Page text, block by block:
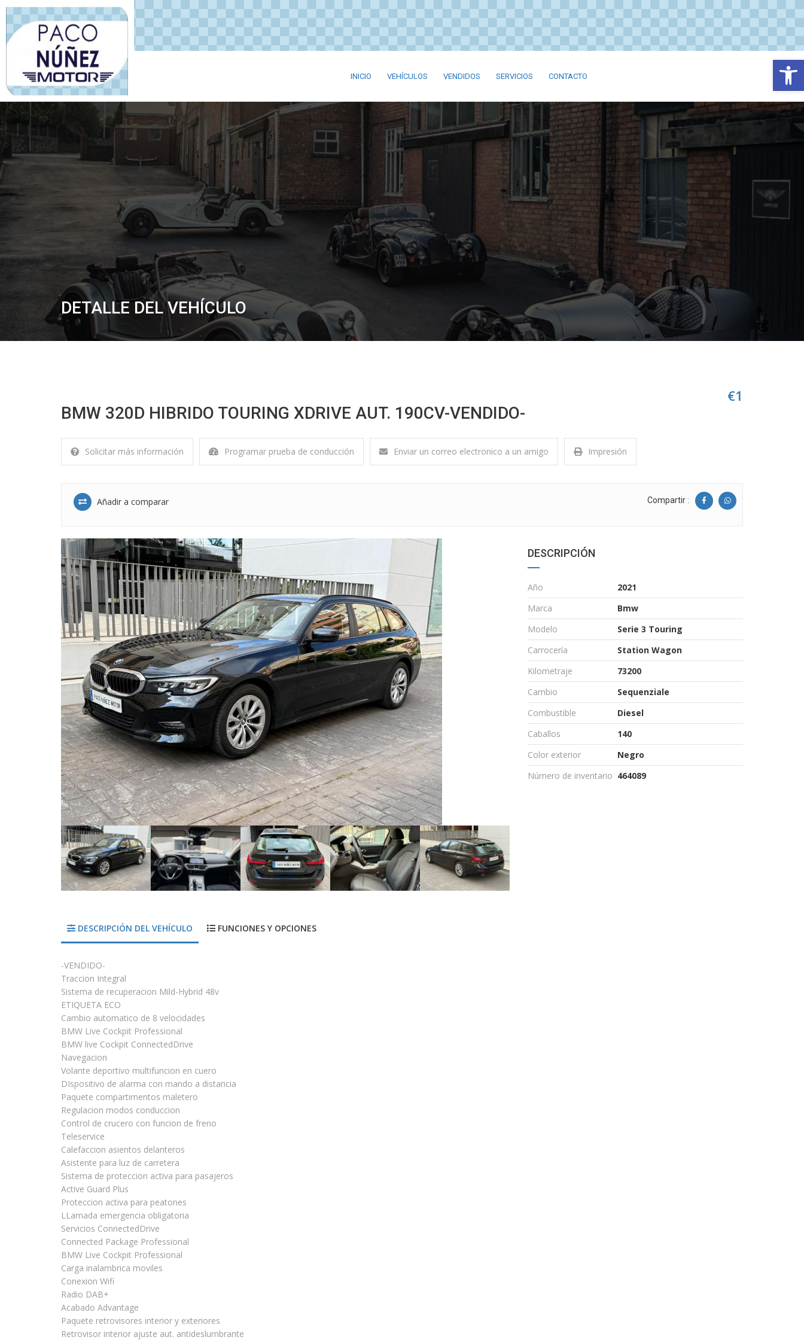
INICIO VEHÍCULOS VENDIDOS SERVICIOS CONTACTO
DETALLE DEL VEHÍCULO
BMW 320D HIBRIDO TOURING XDRIVE AUT. 190CV-VENDIDO-
€1
Solicitar más información Programar prueba de conducción Enviar un correo electronico a un amigo Impresión
Añadir a comparar Compartir :
DESCRIPCIÓN
Año
2021
Marca
Bmw
Modelo
Serie 3 Touring
Carrocería
Station Wagon
Kilometraje
73200
Cambio
Sequenziale
Combustible
Diesel
Caballos
140
Color exterior
Negro
Número de inventario 464089
DESCRIPCIÓN DEL VEHÍCULO FUNCIONES Y OPCIONES
-VENDIDO-
Traccion Integral
Sistema de recuperacion Mild-Hybrid 48v
ETIQUETA ECO
Cambio automatico de 8 velocidades
BMW Live Cockpit Professional
BMW live Cockpit ConnectedDrive
Navegacion
Volante deportivo multifuncion en cuero
DIspositivo de alarma con mando a distancia
Paquete compartimentos maletero
Regulacion modos conduccion
Control de crucero con funcion de freno
Teleservice
Calefaccion asientos delanteros
Asistente para luz de carretera
Sistema de proteccion activa para pasajeros
Active Guard Plus
Proteccion activa para peatones
LLamada emergencia obligatoria
Servicios ConnectedDrive
Connected Package Professional
BMW Live Cockpit Professional
Carga inalambrica moviles
Conexion Wifi
Radio DAB+
Acabado Advantage
Paquete retrovisores interior y exteriores
Retrovisor interior ajuste aut. antideslumbrante